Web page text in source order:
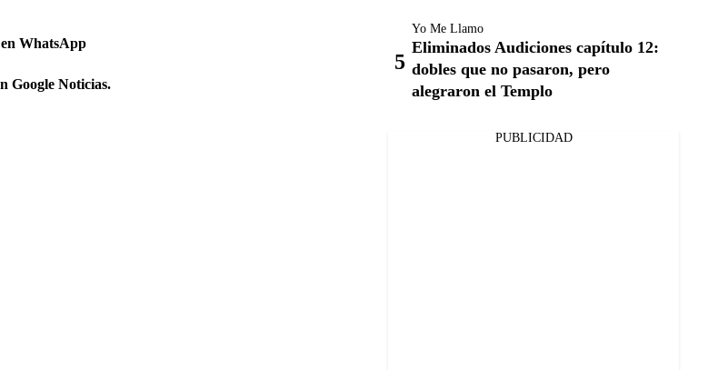
WhatsApp
Google Noticias.
Yo Me Llamo
Eliminados Audiciones capítulo 12:
dobles que no pasaron, pero
alegraron el Templo
PUBLICIDAD